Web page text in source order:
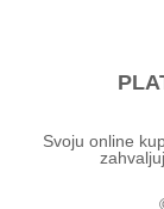
Svoju online